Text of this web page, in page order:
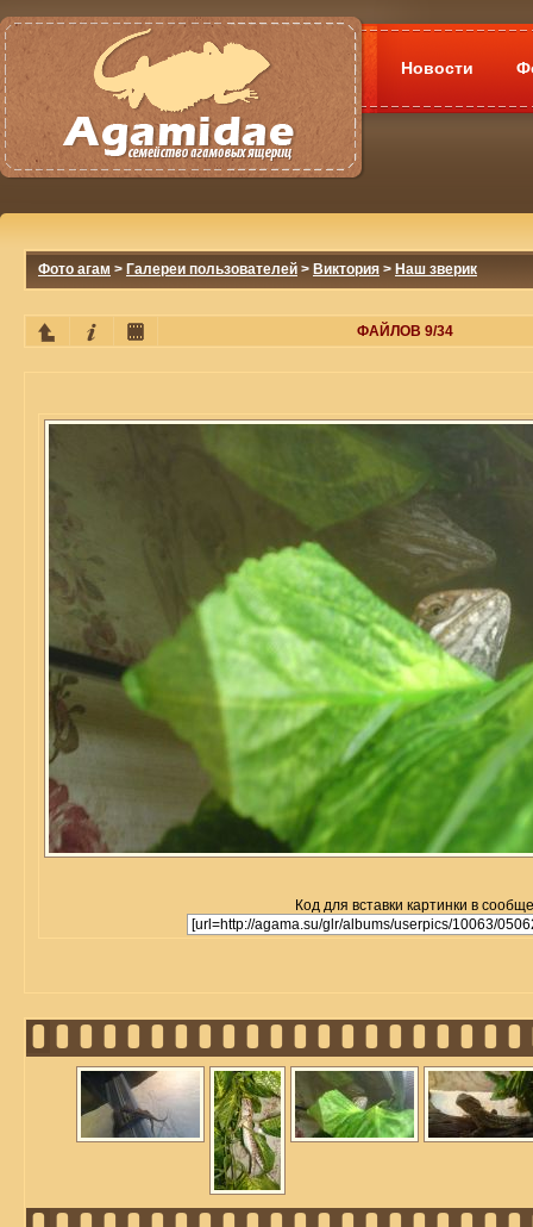
Новости
Фото агам > Галереи пользователей > Виктория > Наш зверик
ФАЙЛОВ 9/34
Код для вставки картинки в